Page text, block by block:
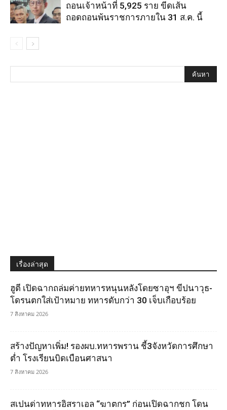
ถอนเจ้าหน้าที่ 5,925 ราย ขีดเส้น
ถอดถอนพ้นราชการภายใน 31 ส.ค. นี้
เรื่องล่าสุด
ฮูตี เปิดฉากถล่มค่ายทหารหนุนหลังโดยซาอุฯ ขีปนาวุธ-
โดรนตกใส่เป้าหมาย ทหารดับกว่า 30 เจ็บเกือบร้อย
7 สิงหาคม 2026
สร้างปัญหาเพิ่ม! รองผบ.ทหารพราน ชี้3จังหวัดการศึกษา
ต่ำ โรงเรียนบิดเบือนศาสนา
7 สิงหาคม 2026
สเปนด่าทหารอิสราเอล “ฆาตกร” ก่อนเปิดฉากชก โดน